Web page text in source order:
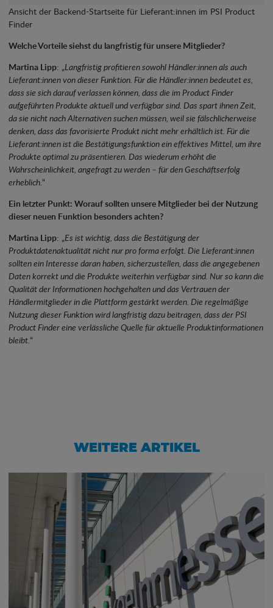
Ansicht der Backend-Startseite für Lieferant:innen im PSI Product
Finder
Welche Vorteile siehst du langfristig für unsere Mitglieder?
Martina Lipp: „Langfristig profitieren sowohl Händler:innen als auch
Lieferant:innen von dieser Funktion. Für die Händler:innen bedeutet es,
dass sie sich darauf verlassen können, dass die im Product Finder
aufgeführten Produkte aktuell und verfügbar sind. Das spart ihnen Zeit,
da sie nicht nach Alternativen suchen müssen, weil sie fälschlicherweise
denken, dass das favorisierte Produkt nicht mehr erhältlich ist. Für die
Lieferant:innen ist die Bestätigungsfunktion ein effektives Mittel, um ihre
Produkte optimal zu präsentieren. Das wiederum erhöht die
Wahrscheinlichkeit, angefragt zu werden – für den Geschäftserfolg
erheblich.“
Ein letzter Punkt: Worauf sollten unsere Mitglieder bei der Nutzung
dieser neuen Funktion besonders achten?
Martina Lipp: „Es ist wichtig, dass die Bestätigung der
Produktdatenaktualität nicht nur pro forma erfolgt. Die Lieferant:innen
sollten ein Interesse daran haben, sicherzustellen, dass die angegebenen
Daten korrekt und die Produkte weiterhin verfügbar sind. Nur so kann die
Qualität der Informationen hochgehalten und das Vertrauen der
Händlermitglieder in die Plattform gestärkt werden. Die regelmäßige
Nutzung dieser Funktion wird langfristig dazu beitragen, dass der PSI
Product Finder eine verlässliche Quelle für aktuelle Produktinformationen
bleibt.“
WEITERE ARTIKEL